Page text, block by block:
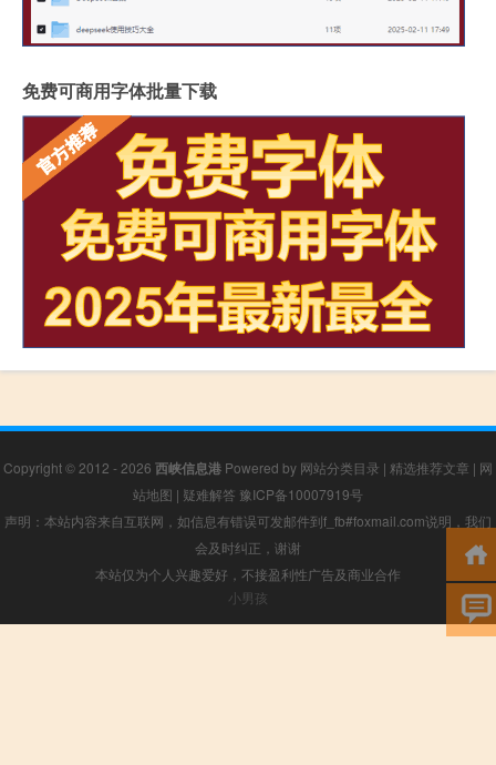
免费可商用字体批量下载
Copyright © 2012 - 2026 西峡信息港 Powered by 网站分类目录 | 精选推荐文章 | 网
站地图 | 疑难解答 豫ICP备10007919号
声明：本站内容来自互联网，如信息有错误可发邮件到f_fb#foxmail.com说明，我们
会及时纠正，谢谢
本站仅为个人兴趣爱好，不接盈利性广告及商业合作
小男孩